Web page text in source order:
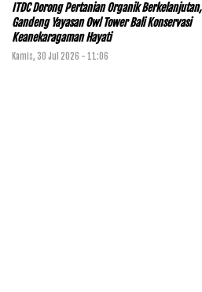
ITDC Dorong Pertanian Organik Berkelanjutan,
Gandeng Yayasan Owl Tower Bali Konservasi
Keanekaragaman Hayati
Kamis, 30 Jul 2026 - 11:06